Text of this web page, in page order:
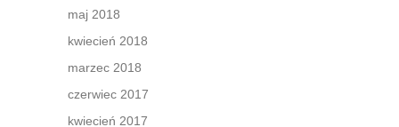
maj 2018
kwiecień 2018
marzec 2018
czerwiec 2017
kwiecień 2017